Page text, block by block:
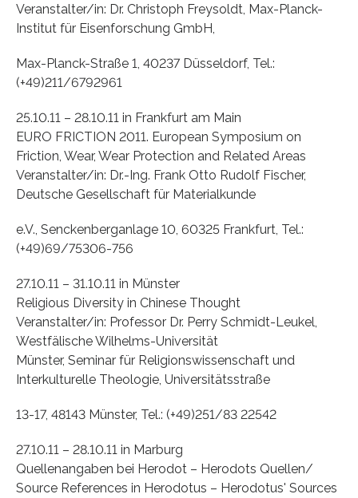
Veranstalter/in: Dr. Christoph Freysoldt, Max-Planck-
Institut für Eisenforschung GmbH,
Max-Planck-Straße 1, 40237 Düsseldorf, Tel.:
(+49)211/6792961
25.10.11 – 28.10.11 in Frankfurt am Main
EURO FRICTION 2011. European Symposium on
Friction, Wear, Wear Protection and Related Areas
Veranstalter/in: Dr.-Ing. Frank Otto Rudolf Fischer,
Deutsche Gesellschaft für Materialkunde
e.V., Senckenberganlage 10, 60325 Frankfurt, Tel.:
(+49)69/75306-756
27.10.11 – 31.10.11 in Münster
Religious Diversity in Chinese Thought
Veranstalter/in: Professor Dr. Perry Schmidt-Leukel,
Westfälische Wilhelms-Universität
Münster, Seminar für Religionswissenschaft und
Interkulturelle Theologie, Universitätsstraße
13-17, 48143 Münster, Tel.: (+49)251/83 22542
27.10.11 – 28.10.11 in Marburg
Quellenangaben bei Herodot – Herodots Quellen/
Source References in Herodotus – Herodotus' Sources